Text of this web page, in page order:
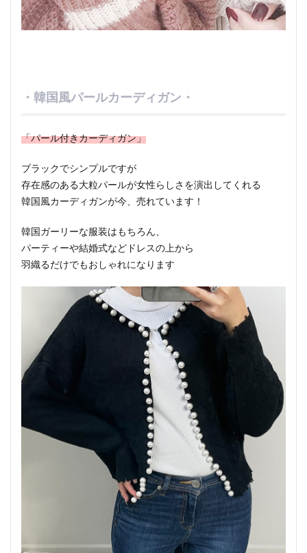
・韓国風パールカーディガン・
「パール付きカーディガン」
ブラックでシンプルですが
存在感のある大粒パールが女性らしさを演出してくれる
韓国風カーディガンが今、売れています！
韓国ガーリーな服装はもちろん、
パーティーや結婚式などドレスの上から
羽織るだけでもおしゃれになります